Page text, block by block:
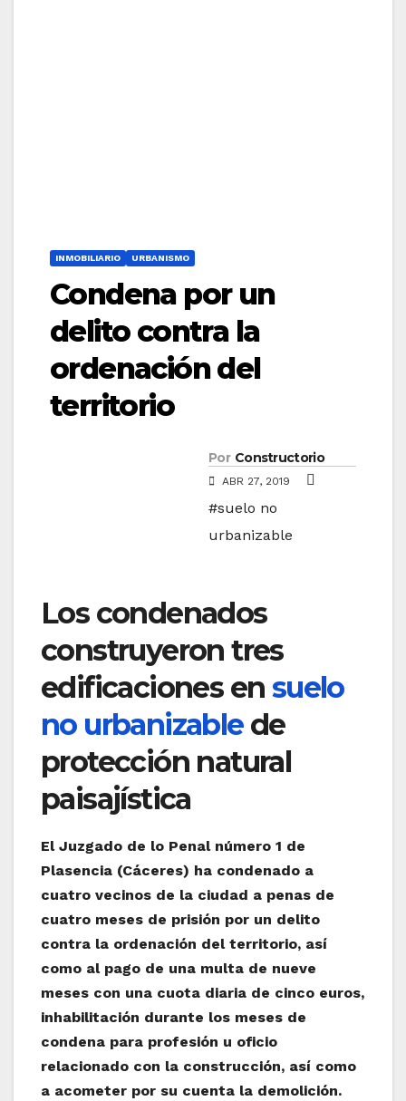
INMOBILIARIO URBANISMO
Condena por un
delito contra la
ordenación del
territorio
Por Constructorio
ABR 27, 2019
#suelo no
urbanizable
Los condenados
construyeron tres
edificaciones en suelo
no urbanizablede
protección natural
paisajística
El Juzgado de lo Penal número 1 de
Plasencia (Cáceres) ha condenado a
cuatro vecinos de la ciudad a penas de
cuatro meses de prisión por un delito
contra la ordenación del territorio, así
como al pago de una multa de nueve
meses con una cuota diaria de cinco euros,
inhabilitación durante los meses de
condena para profesión u oficio
relacionado con la construcción, así como
a acometer por su cuenta la demolición.